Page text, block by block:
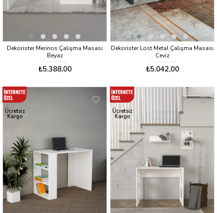
Dekorister Merinos Çalışma Masası
Beyaz
₺5.388,00
Dekorister Lost Metal Çalışma Masası
Ceviz
₺5.042,00
Ücretsiz
Kargo
Ücretsiz
Kargo